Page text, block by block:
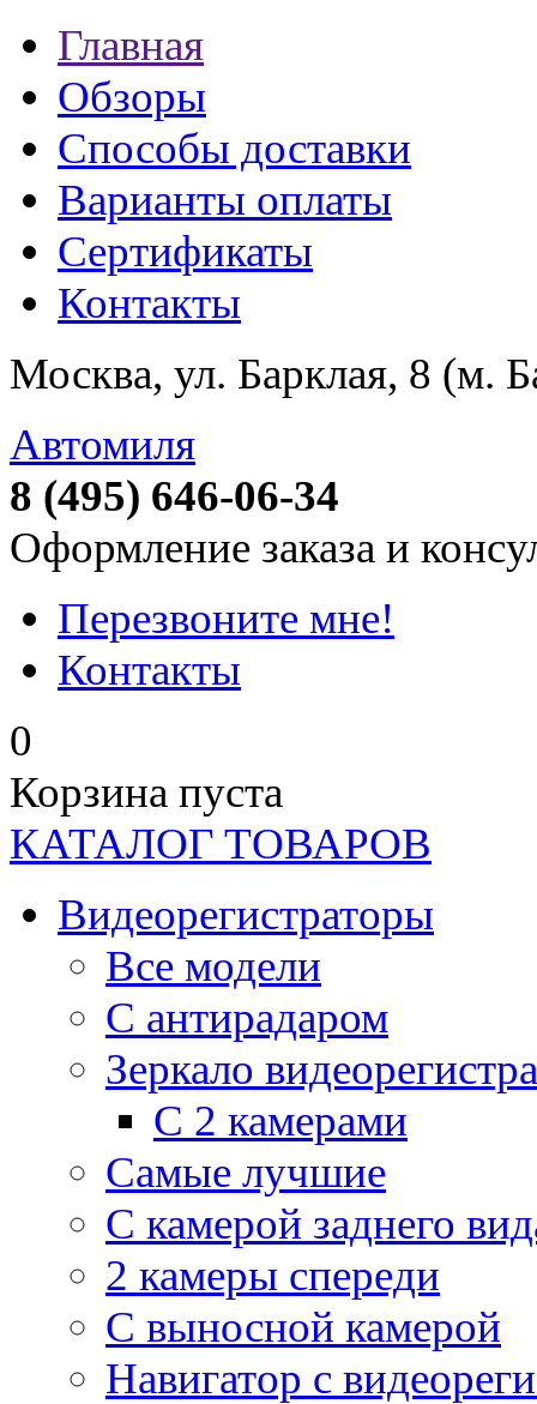
Главная
Обзоры
Способы доставки
Варианты оплаты
Сертификаты
Контакты
Москва, ул. Барклая, 8 (м.
Автомиля
8 (495) 646-06-34
Оформление заказа и
Перезвоните мне!
Контакты
0
Корзина пуста
КАТАЛОГ ТОВАРОВ
Видеорегистраторы
Все модели
C антирадаром
Зеркало
С 2 камерами
Самые лучшие
С камерой заднего
2 камеры спереди
С выносной камерой
Навигатор с